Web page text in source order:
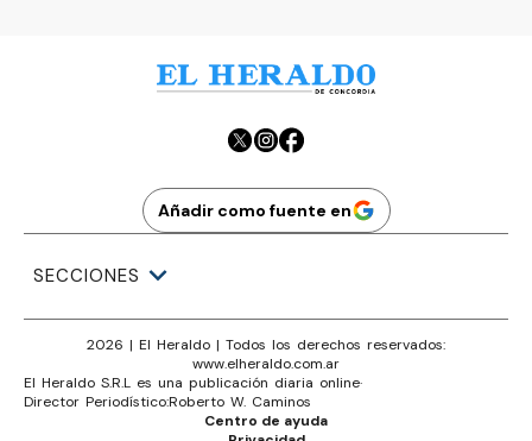
Añadir como fuente en
SECCIONES
2026 | El Heraldo | Todos los derechos reservados:
www.elheraldo.com.ar
El Heraldo S.R.L es una publicación diaria online·
Director Periodístico:Roberto W. Caminos
Centro de ayuda